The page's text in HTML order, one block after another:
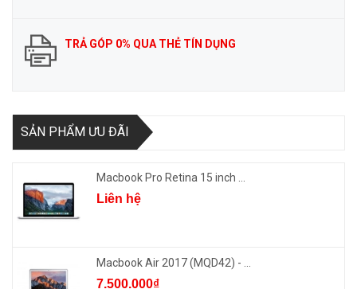
TRẢ GÓP 0% QUA THẺ TÍN DỤNG
SẢN PHẨM ƯU ĐÃI
Macbook Pro Retina 15 inch ...
Liên hệ
Macbook Air 2017 (MQD42) - ...
7.500.000₫